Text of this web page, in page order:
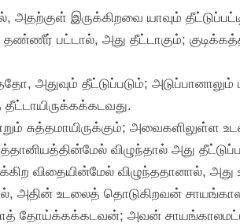
இருக்கிறவை யாவும்
பட்டால், அது தீட்டாகும்;
அதுவும் தீட்டுப்படும்;
சுத்தமாயிருக்கும்; அவைகளிலுள்ள
விழுந்தால் அது
விதையின்மேல் விழுந்ததானால், அது
அதின் உடலைத் தொடுகிறவன்
தோய்க்கக்கடவன்; அவன்